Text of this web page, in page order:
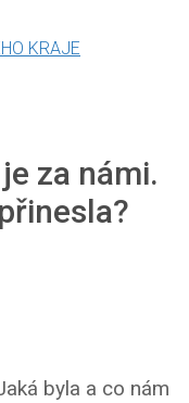
za námi.
byla a co nám